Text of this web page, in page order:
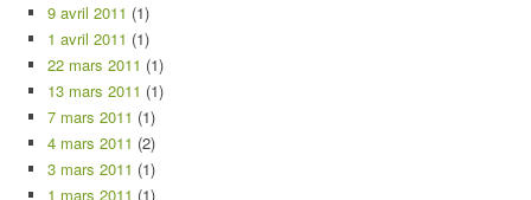
9 avril 2011 (1)
1 avril 2011 (1)
22 mars 2011 (1)
13 mars 2011 (1)
7 mars 2011 (1)
4 mars 2011 (2)
3 mars 2011 (1)
1 mars 2011 (1)